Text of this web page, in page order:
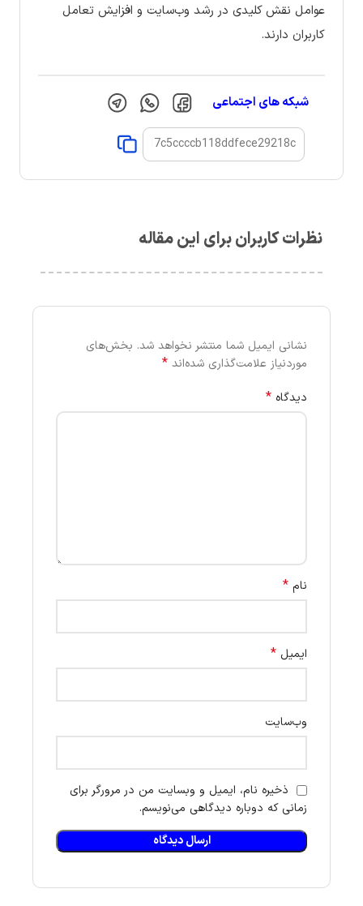
عوامل نقش کلیدی در رشد وب‌سایت و افزایش تعامل
کاربران دارند.
شبکه های اجتماعی
نظرات کاربران برای این مقاله
نشانی ایمیل شما منتشر نخواهد شد. بخش‌های
موردنیاز علامت‌گذاری شده‌اند *
دیدگاه *
نام *
ایمیل *
وب‌سایت
ذخیره نام، ایمیل و وبسایت من در مرورگر برای
زمانی که دوباره دیدگاهی می‌نویسم.